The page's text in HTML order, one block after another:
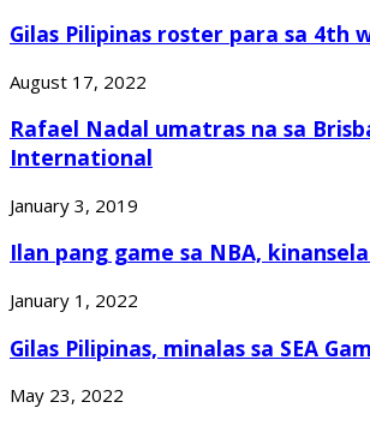
Gilas Pilipinas roster para sa 4th
August 17, 2022
Rafael Nadal umatras na sa
International
January 3, 2019
Ilan pang game sa NBA,
January 1, 2022
Gilas Pilipinas, minalas sa SEA
May 23, 2022